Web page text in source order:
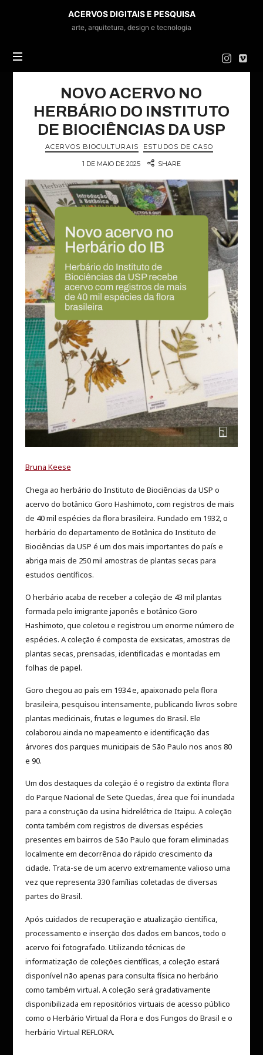
ACERVOS
DIGITAIS
E
ACERVOS DIGITAIS E PESQUISA
arte, arquitetura, design e tecnologia
NOVO ACERVO NO
HERBÁRIO DO INSTITUTO
DE BIOCIÊNCIAS DA USP
ACERVOS BIOCULTURAIS ESTUDOS DE CASO
1 DE MAIO DE 2025 SHARE
Bruna Keese
Chega ao herbário do Instituto de Biociências da USP o
acervo do botânico Goro Hashimoto, com registros de mais
de 40 mil espécies da flora brasileira. Fundado em 1932, o
herbário do departamento de Botânica do Instituto de
Biociências da USP é um dos mais importantes do país e
abriga mais de 250 mil amostras de plantas secas para
estudos científicos.
O herbário acaba de receber a coleção de 43 mil plantas
formada pelo imigrante japonês e botânico Goro
Hashimoto, que coletou e registrou um enorme número de
espécies. A coleção é composta de exsicatas, amostras de
plantas secas, prensadas, identificadas e montadas em
folhas de papel.
Goro chegou ao país em 1934 e, apaixonado pela flora
brasileira, pesquisou intensamente, publicando livros sobre
plantas medicinais, frutas e legumes do Brasil. Ele
colaborou ainda no mapeamento e identificação das
árvores dos parques municipais de São Paulo nos anos 80
e 90.
Um dos destaques da coleção é o registro da extinta flora
do Parque Nacional de Sete Quedas, área que foi inundada
para a construção da usina hidrelétrica de Itaipu. A coleção
conta também com registros de diversas espécies
presentes em bairros de São Paulo que foram eliminadas
localmente em decorrência do rápido crescimento da
cidade. Trata-se de um acervo extremamente valioso uma
vez que representa 330 famílias coletadas de diversas
partes do Brasil.
Após cuidados de recuperação e atualização científica,
processamento e inserção dos dados em bancos, todo o
acervo foi fotografado. Utilizando técnicas de
informatização de coleções científicas, a coleção estará
disponível não apenas para consulta física no herbário
como também virtual. A coleção será gradativamente
disponibilizada em repositórios virtuais de acesso público
como o Herbário Virtual da Flora e dos Fungos do Brasil e o
herbário Virtual REFLORA.